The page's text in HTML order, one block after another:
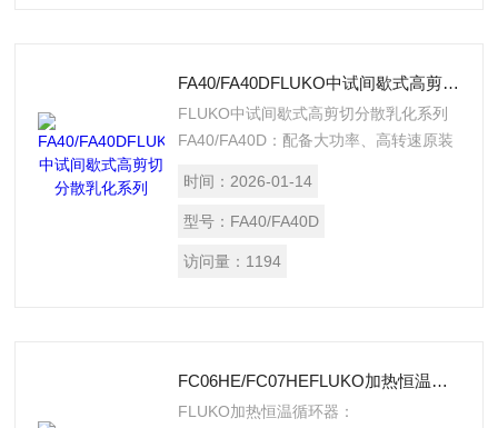
FA40/FA40DFLUKO中试间歇式高剪切分散乳化系列
FLUKO中试间歇式高剪切分散乳化系列
FA40/FA40D：配备大功率、高转速原装
批次处理量15000mL。强扭矩设计，整
机模块化结构，操作方便，可满足较大的
时间： 2026-01-14
型号： FA40/FA40D
访问量： 1194
FC06HE/FC07HEFLUKO加热恒温循环器
FLUKO加热恒温循环器：